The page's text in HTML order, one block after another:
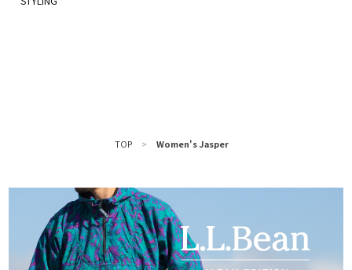
TOP > Women's Jasper